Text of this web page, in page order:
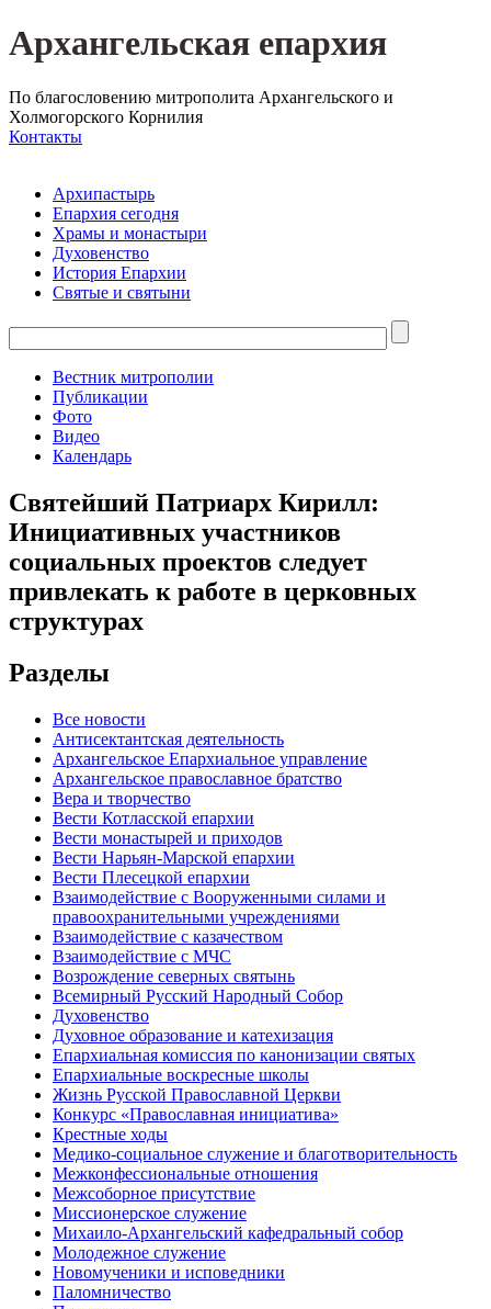
Архангельская епархия
По благословению митрополита Архангельского и
Холмогорского Корнилия
Контакты
Архипастырь
Епархия сегодня
Храмы и монастыри
Духовенство
История Епархии
Святые и святыни
Вестник митрополии
Публикации
Фото
Видео
Календарь
Святейший Патриарх Кирилл:
Инициативных участников
социальных проектов следует
привлекать к работе в церковных
структурах
Разделы
Все новости
Антисектантская деятельность
Архангельское Епархиальное управление
Архангельское православное братство
Вера и творчество
Вести Котласской епархии
Вести монастырей и приходов
Вести Нарьян-Марской епархии
Вести Плесецкой епархии
Взаимодействие с Вооруженными силами и
правоохранительными учреждениями
Взаимодействие с казачеством
Взаимодействие с МЧС
Возрождение северных святынь
Всемирный Русский Народный Собор
Духовенство
Духовное образование и катехизация
Епархиальная комиссия по канонизации святых
Епархиальные воскресные школы
Жизнь Русской Православной Церкви
Конкурс «Православная инициатива»
Крестные ходы
Медико-социальное служение и благотворительность
Межконфессиональные отношения
Межсоборное присутствие
Миссионерское служение
Михаило-Архангельский кафедральный собор
Молодежное служение
Новомученики и исповедники
Паломничество